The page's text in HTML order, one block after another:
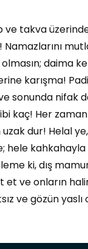
takva
daima
karışma!
sonunda nifak
kaç! Her
dur! Helal
hele
ki, dış
ve onların
gözün yaslı